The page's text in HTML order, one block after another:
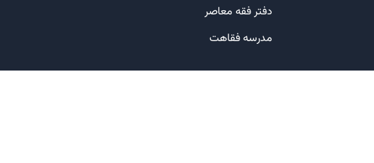
دفتر فقه معاصر
مدرسه فقاهت